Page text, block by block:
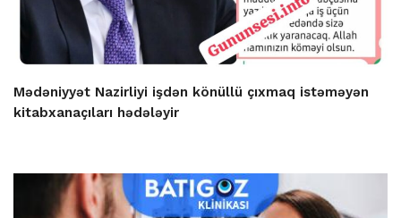
Mədəniyyət Nazirliyi işdən könüllü çıxmaq istəməyən
kitabxanaçıları hədələyir